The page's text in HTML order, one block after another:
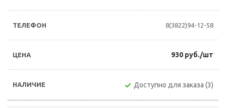
8(3822)94-12-58
930 руб./шт
Доступно для заказа (3)